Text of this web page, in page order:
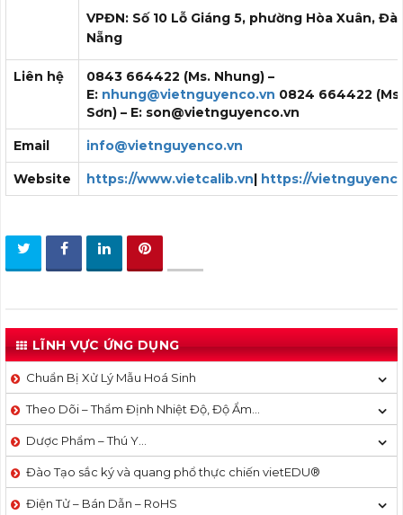
VPĐN: Số 10 Lỗ Giáng 5, phường Hòa Xuân, Đà
Nẵng
Liên hệ
0843 664422 (Ms. Nhung) –
E: nhung@vietnguyenco.vn 0824 664422 (Ms
Sơn) – E: son@vietnguyenco.vn
Email info@vietnguyenco.vn
Website https://www.vietcalib.vn| https://
LĨNH VỰC ỨNG DỤNG
Chuẩn Bị Xử Lý Mẫu Hoá Sinh
Theo Dõi – Thẩm Định Nhiệt Độ, Độ Ẩm…
Dược Phẩm – Thú Y…
Đào Tạo sắc ký và quang phổ thực chiến vietEDU®
Điện Tử – Bán Dẫn – RoHS